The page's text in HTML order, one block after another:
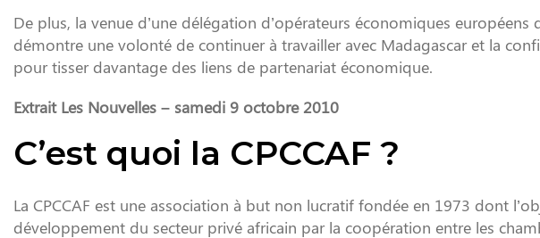
De plus, la venue d’une délégation d’opérateurs économiques européens
démontre une volonté de continuer à travailler avec Madagascar et la
pour tisser davantage des liens de partenariat économique.
Extrait Les Nouvelles – samedi 9 octobre 2010
C’est quoi la CPCCAF ?
La CPCCAF est une association à but non lucratif fondée en 1973 dont
développement du secteur privé africain par la coopération entre les